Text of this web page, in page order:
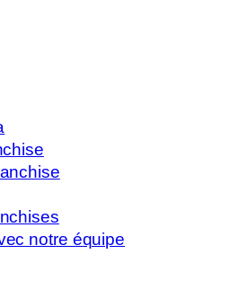
notre équipe